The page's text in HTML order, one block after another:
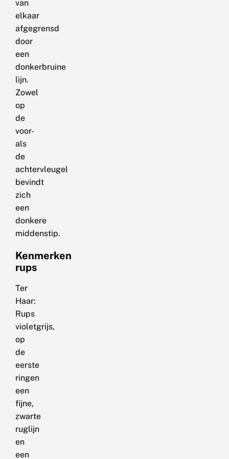
van
elkaar
afgegrensd
door
een
donkerbruine
lijn.
Zowel
op
de
voor-
als
de
achtervleugel
bevindt
zich
een
donkere
middenstip.
Kenmerken
rups
Ter
Haar:
Rups
violetgrijs,
op
de
eerste
ringen
een
fijne,
zwarte
ruglijn
en
een